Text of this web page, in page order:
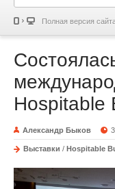
Полная версия
Hospitable
Александр Быков
Выставки / Hospitable